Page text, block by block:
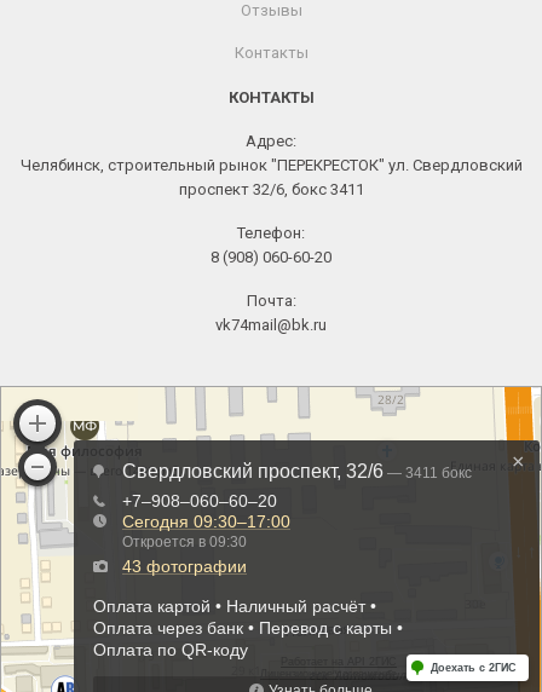
Отзывы
Контакты
КОНТАКТЫ
Адрес:
Челябинск, строительный рынок "ПЕРЕКРЕСТОК" ул. Свердловский
проспект 32/6, бокс 3411
Телефон:
8 (908) 060-60-20
Почта:
vk74mail@bk.ru